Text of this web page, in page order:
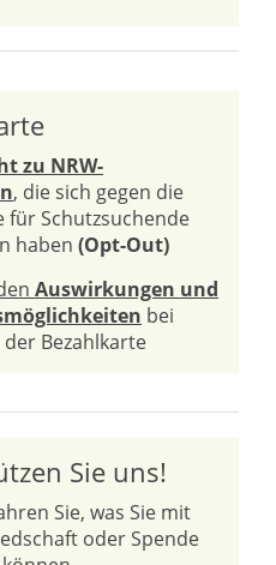
zu NRW-
, die sich gegen die
für Schutzsuchende
haben (Opt-Out)
Auswirkungen und
bei
Bezahlkarte
Sie uns!
Sie, was Sie mit
oder Spende